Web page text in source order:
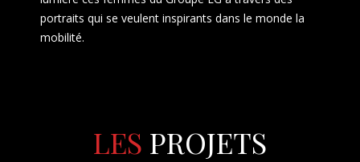
portraits qui se veulent inspirants dans le monde la
mobilité.
LES PROJETS